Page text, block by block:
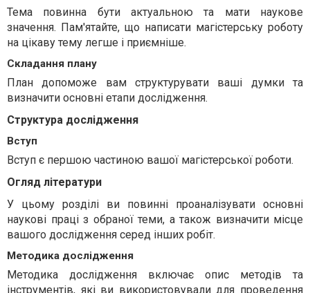
Тема повинна бути актуальною та мати наукове
значення. Пам'ятайте, що написати магістерську роботу
на цікаву тему легше і приємніше.
Складання плану
План допоможе вам структурувати ваші думки та
визначити основні етапи дослідження.
Структура дослідження
Вступ
Вступ є першою частиною вашої магістерської роботи.
Огляд літератури
У цьому розділі ви повинні проаналізувати основні
наукові праці з обраної теми, а також визначити місце
вашого дослідження серед інших робіт.
Методика дослідження
Методика дослідження включає опис методів та
інструментів, які ви використовували для проведення